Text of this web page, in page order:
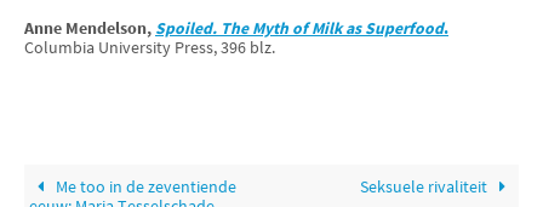
Anne Mendelson, Spoiled. The Myth of Milk as Superfood.
Columbia University Press, 396 blz.
Me too in de zeventiende
Seksuele rivaliteit